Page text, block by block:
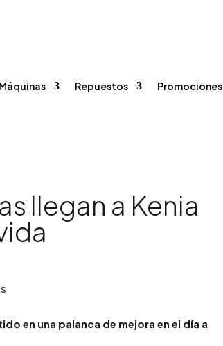
Máquinas Repuestos Promociones
llegan a Kenia
en una palanca de mejora en el día a